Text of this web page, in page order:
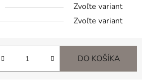
Zvoľte variant
Zvoľte variant
DO KOŠÍKA